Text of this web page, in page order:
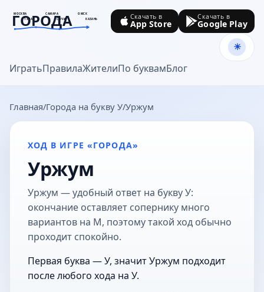
МОСКВА САМАРА
ОМСК
ТУЛА
СОЧИ КАЗАНЬ
ГОРОДА
goroda-na.ru
ИгратьПравилаЖителиПо буквамБлог
Скачать в
App Store
Скачать в
Google Play
Главная Города на букву У Уржум
ХОД В ИГРЕ «ГОРОДА»
Уржум
Уржум — удобный ответ на букву У:
окончание оставляет сопернику много
вариантов на М, поэтому такой ход обычно
проходит спокойно.
Первая буква — У, значит Уржум подходит
после любого хода на У.